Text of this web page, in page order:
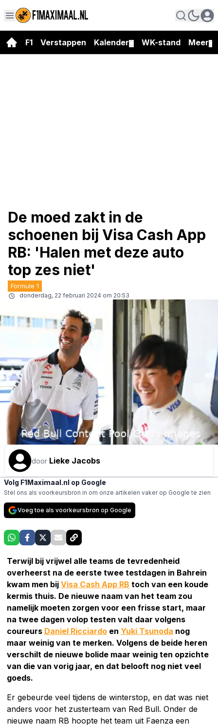
F1 Verstappen Kalender WK-stand Meer
De moed zakt in de
schoenen bij Visa Cash App
RB: 'Halen met deze auto
top zes niet'
Formule 1
donderdag, 22 februari 2024 om 20:53
door Lieke Jacobs
Volg F1Maximaal.nl op Google
Stel ons als voorkeursbron in om onze artikelen vaker op Google te zien
Voeg toe als voorkeursbron op Google
Terwijl bij vrijwel alle teams de tevredenheid
overheerst na de eerste twee testdagen in Bahrein
kwam men bij Visa Cash App RB toch van een koude
kermis thuis. De nieuwe naam van het team zou
namelijk moeten zorgen voor een frisse start, maar
na twee dagen volop testen valt daar volgens
coureurs Daniel Ricciardo en Yuki Tsunoda nog
maar weinig van te merken. Volgens de beide heren
verschilt de nieuwe bolide maar weinig ten opzichte
van die van vorig jaar, en dat belooft nog niet veel
goeds.
Er gebeurde veel tijdens de winterstop, en dat was niet
anders voor het zusterteam van Red Bull. Onder de
nieuwe naam RB hoopte het team uit Faenza een